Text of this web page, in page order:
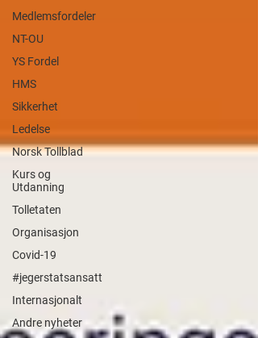
Medlemsfordeler
NT-OU
YS Fordel
HMS
Sikkerhet
Ledelse
Norsk Tollblad
Kurs og
Utdanning
Tolletaten
Organisasjon
Covid-19
#jegerstatsansatt
Internasjonalt
Andre nyheter